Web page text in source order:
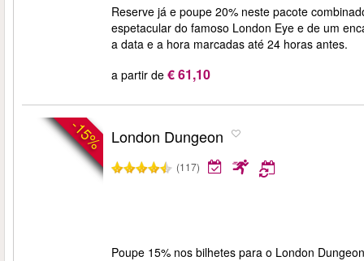
Reserve já e poupe 20% neste pacote
espetacular do famoso London Eye e de um
a data e a hora marcadas até 24 horas antes.
a partir de € 61,10
-15% London Dungeon
(117)
Poupe 15% nos bilhetes para o London